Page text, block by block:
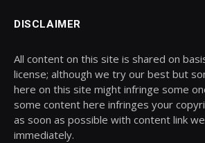
DISCLAIMER
All content on this site is shared on
license; although we try our best but
here on this site might infringe some
some content here infringes your
as soon as possible with content link
immediately.